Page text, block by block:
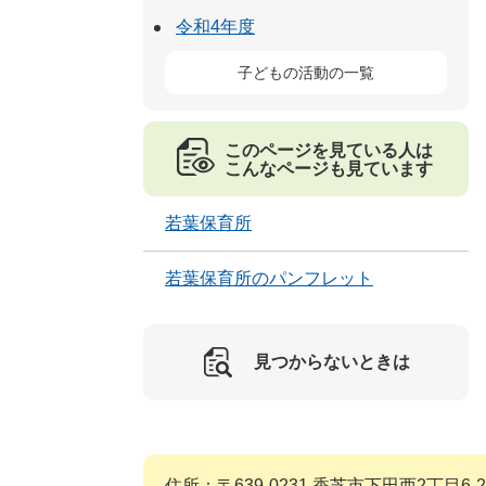
令和4年度
子どもの活動の一覧
このページを見ている人は
こんなページも見ています
若葉保育所
若葉保育所のパンフレット
見つからないときは